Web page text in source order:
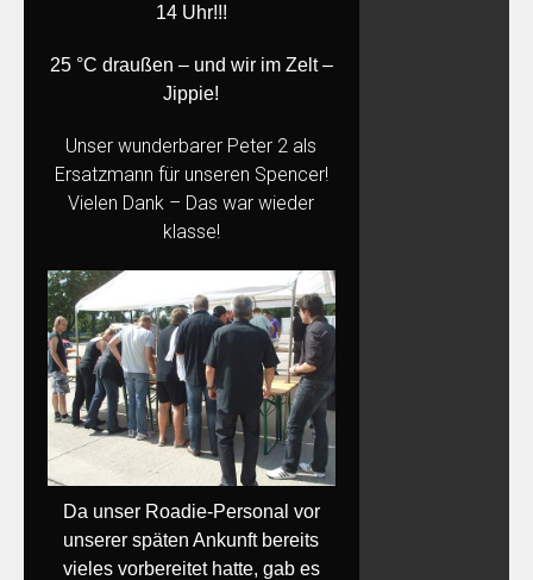
14 Uhr!!!
25 °C draußen – und wir im Zelt –
Jippie!
Unser wunderbarer Peter 2 als
Ersatzmann für unseren Spencer!
Vielen Dank – Das war wieder
klasse!
Da unser Roadie-Personal vor
unserer späten Ankunft bereits
vieles vorbereitet hatte, gab es